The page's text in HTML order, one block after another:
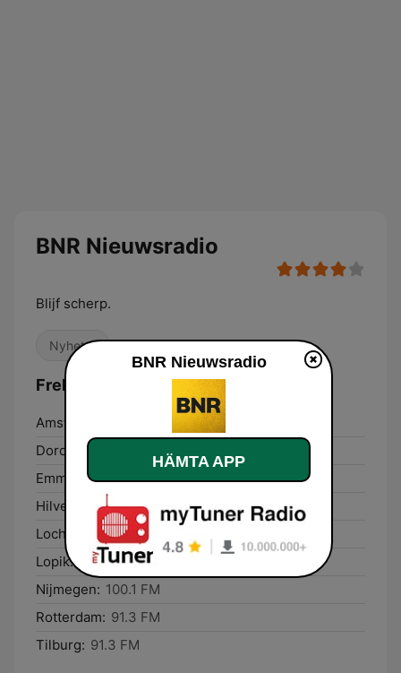
BNR Nieuwsradio
Blijf scherp.
Nyheter
Frekvenser BNR Nieuwsradio:
Amsterdam:
Dordrecht:
Emmen:
95.4 FM
Hilversum: 99.8 FM
Lochem:
100.2 FM
Lopik:
100.1 FM
Nijmegen: 100.1 FM
Rotterdam: 91.3 FM
Tilburg: 91.3 FM
BNR Nieuwsradio
HÄMTA APP